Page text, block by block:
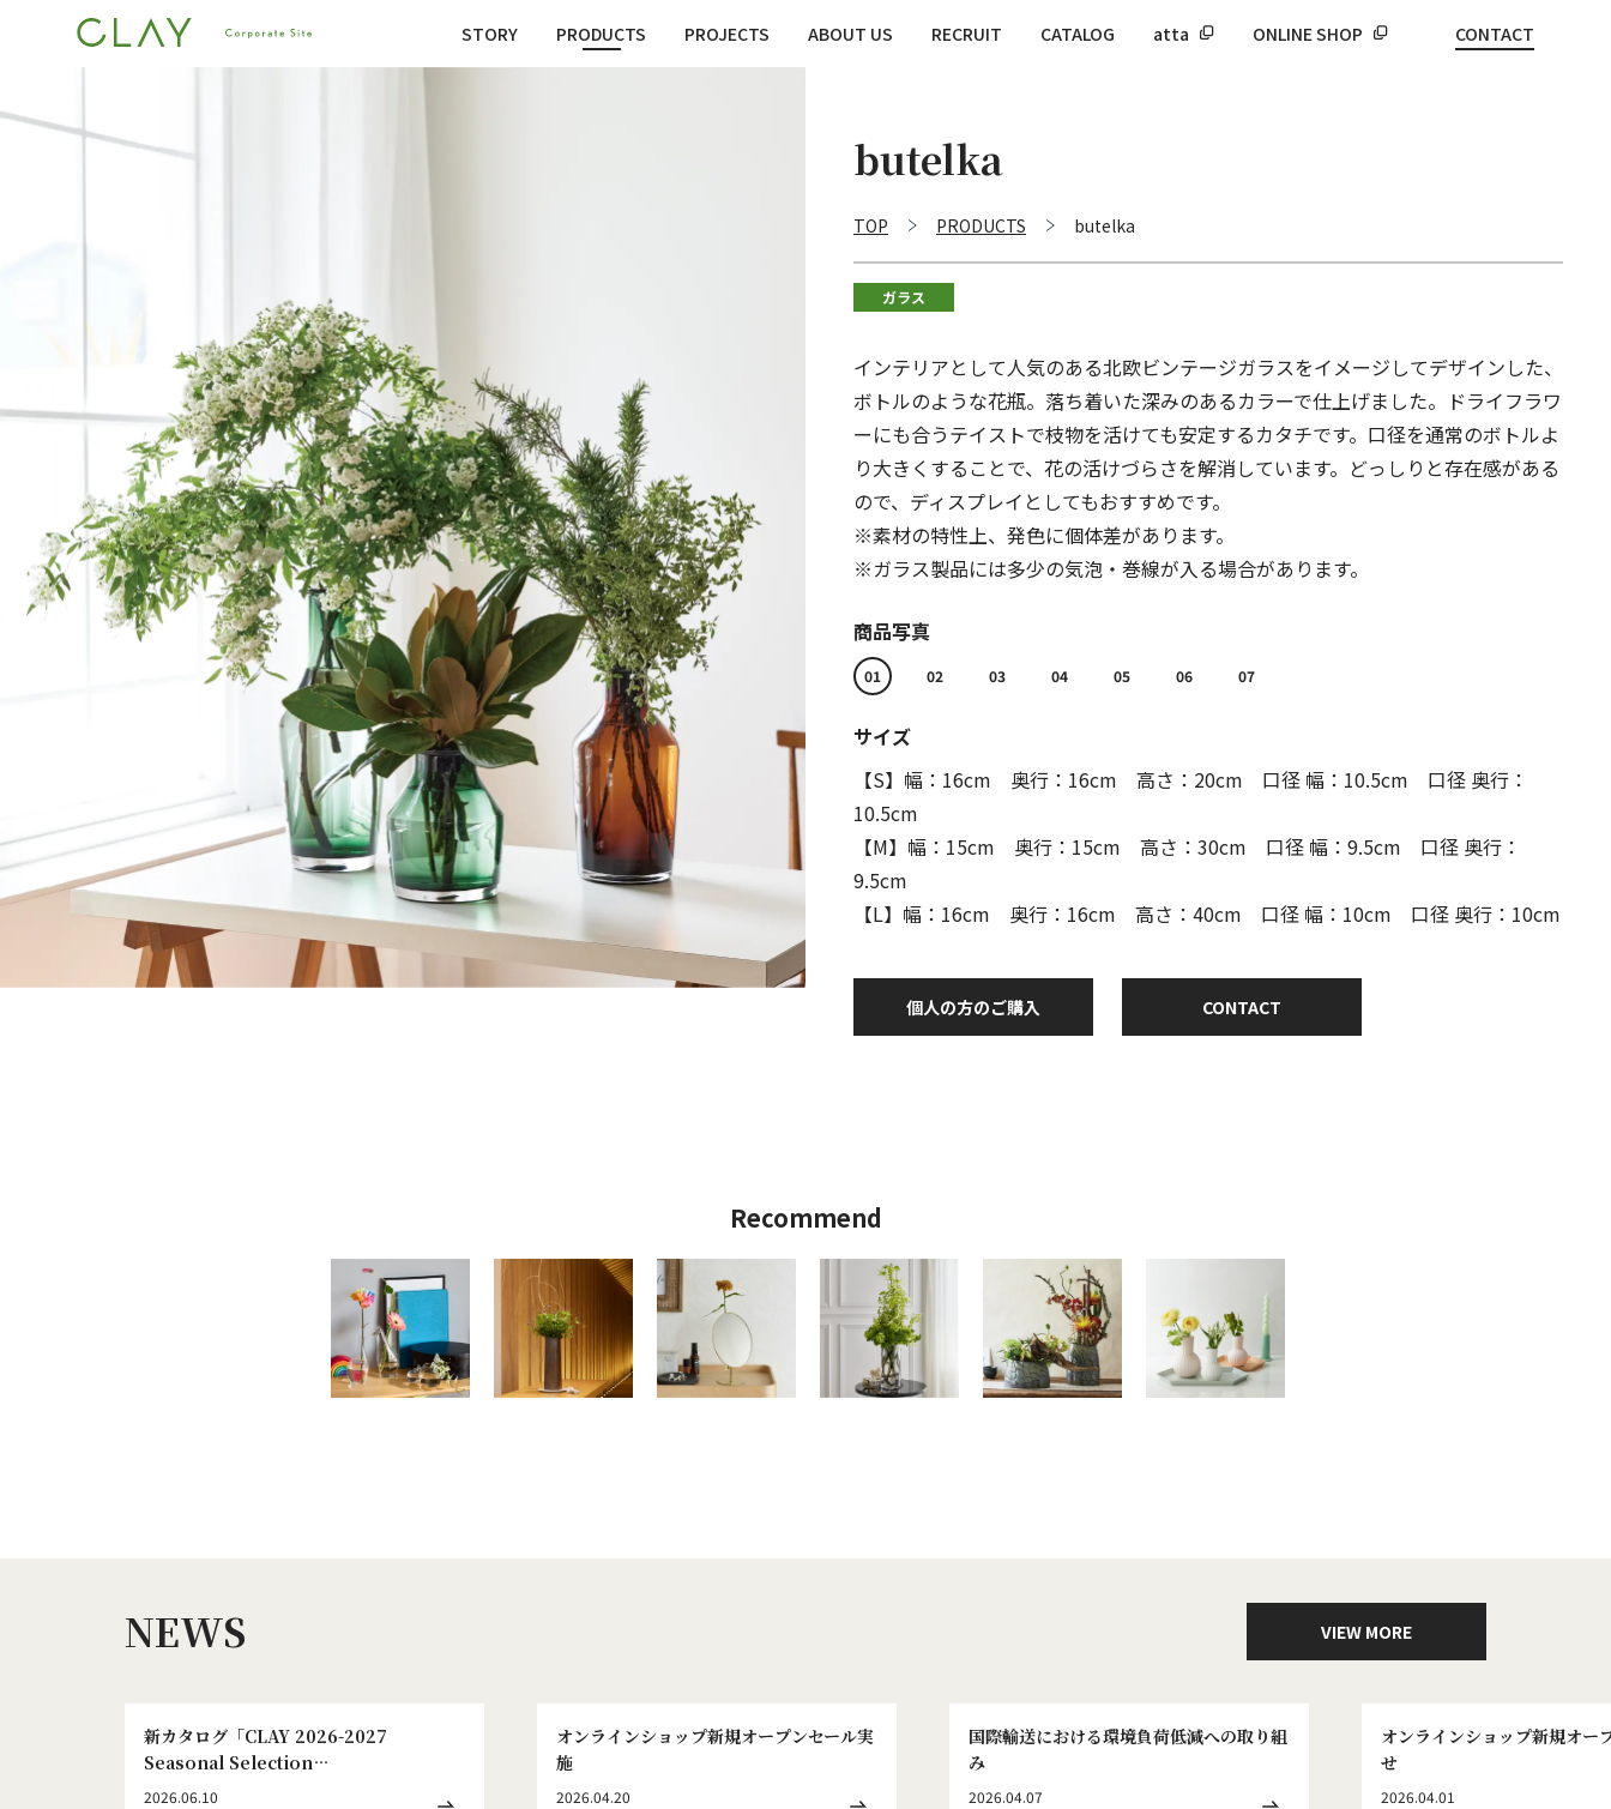
STORY PRODUCTS PROJECTS ABOUT US RECRUIT CATALOG atta ONLINE SHOP CONTACT
butelka
TOP PRODUCTS butelka
ガラス
インテリアとして人気のある北欧ビンテージガラスをイメージしてデザインした、
ボトルのような花瓶。落ち着いた深みのあるカラーで仕上げました。ドライフラワ
ーにも合うテイストで枝物を活けても安定するカタチです。口径を通常のボトルよ
り大きくすることで、花の活けづらさを解消しています。どっしりと存在感がある
ので、ディスプレイとしてもおすすめです。
※素材の特性上、発色に個体差があります。
※ガラス製品には多少の気泡・巻線が入る場合があります。
商品写真
01 02 03 04 05 06 07
サイズ
【S】幅：16cm 奥行：16cm 高さ：20cm 口径 幅：10.5cm 口径 奥行：
10.5cm
【M】幅：15cm 奥行：15cm 高さ：30cm 口径 幅：9.5cm 口径 奥行：
9.5cm
【L】幅：16cm 奥行：16cm 高さ：40cm 口径 幅：10cm 口径 奥行：10cm
個人の方のご購入 CONTACT
Recommend
NEWS VIEW MORE
新カタログ「CLAY 2026-2027
Seasonal Selection
WINTER&SPRING No.186」発刊のお
2026.06.10
オンラインショップ新規オープンセール実
施
2026.04.20
国際輸送における環境負荷低減への取り組
み
2026.04.07
オンラインショップ新規オー
せ
2026.04.01